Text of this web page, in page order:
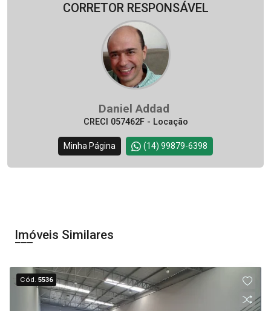
CORRETOR RESPONSÁVEL
Daniel Addad
CRECI 057462F - Locação
Minha Página (14) 99879-6398
Imóveis Similares
Cód.5536